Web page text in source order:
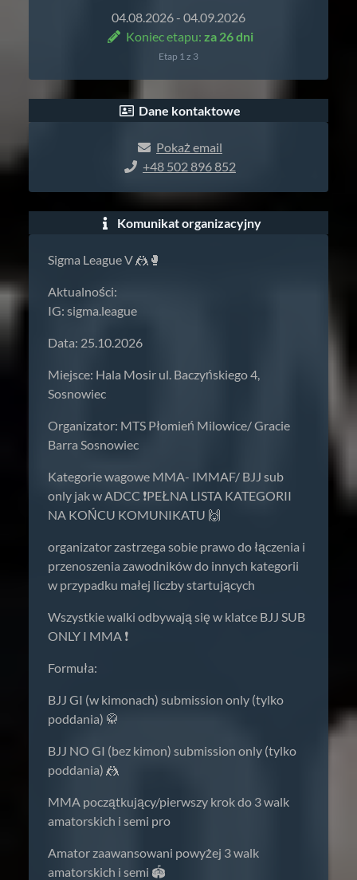
04.08.2026 - 04.09.2026
Koniec etapu: za 26 dni
Etap 1 z 3
Dane kontaktowe
Pokaż email
+48 502 896 852
Komunikat organizacyjny
Sigma League V 🤼🥊
Aktualności:
IG: sigma.league
Data: 25.10.2026
Miejsce: Hala Mosir ul. Baczyńskiego 4,
Sosnowiec
Organizator: MTS Płomień Milowice/ Gracie
Barra Sosnowiec
Kategorie wagowe MMA- IMMAF/ BJJ sub
only jak w ADCC ❗️PEŁNA LISTA KATEGORII
NA KOŃCU KOMUNIKATU 🙌
organizator zastrzega sobie prawo do łączenia i
przenoszenia zawodników do innych kategorii
w przypadku małej liczby startujących
Wszystkie walki odbywają się w klatce BJJ SUB
ONLY I MMA ❗️
Formuła:
BJJ GI (w kimonach) submission only (tylko
poddania) 🥋
BJJ NO GI (bez kimon) submission only (tylko
poddania) 🤼
MMA początkujący/pierwszy krok do 3 walk
amatorskich i semi pro
Amator zaawansowani powyżej 3 walk
amatorskich i semi 🏟️